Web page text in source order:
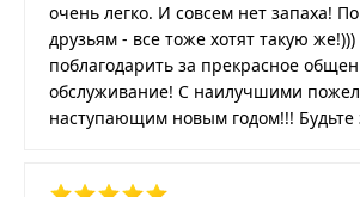
очень легко. И совсем нет запаха!
друзьям - все тоже хотят такую
поблагодарить за прекрасное
обслуживание! С наилучшими
наступающим новым годом!!! Будьте